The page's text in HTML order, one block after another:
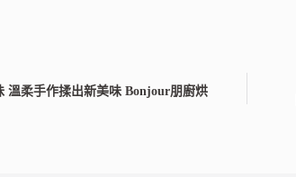
溫柔手作揉出新美味 Bonjour朋廚烘